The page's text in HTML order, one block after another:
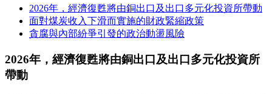
2026年，經濟復甦將由銅出口及出口多元化投資所帶動
面對煤炭收入下滑而實施的財政緊縮政策
貪腐與內部紛爭引發的政治動盪風險
2026年，經濟復甦將由銅出口及出口多元化投資所
帶動